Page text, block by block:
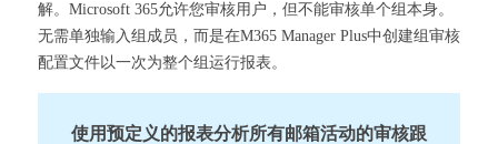
解。Microsoft 365允许您审核用户，但不能审核单个组本身。
无需单独输入组成员，而是在M365 Manager Plus中创建组审核
配置文件以一次为整个组运行报表。
使用预定义的报表分析所有邮箱活动的审核跟